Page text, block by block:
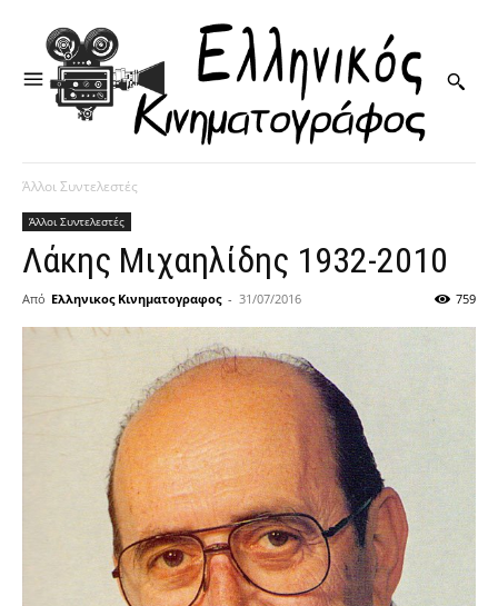
Άλλοι Συντελεστές
Άλλοι Συντελεστές
Λάκης Μιχαηλίδης 1932-2010
Από Ελληνικος Κινηματογραφος - 31/07/2016 759